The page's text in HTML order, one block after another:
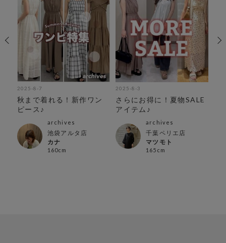
2025-8-7
秋まで着れる！新作ワン
ピース♪
archives
池袋アルタ店
カナ
160cm
2025-8-3
さらにお得に！夏物SALE
アイテム♪
archives
千葉ペリエ店
マツモト
165cm